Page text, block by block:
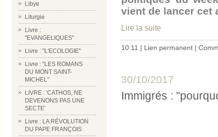
Libye
Liturgie
Livre :
"EVANGELIQUES"
Livre : "L'ECOLOGIE"
Livre : "LES ROMANS
DU MONT SAINT-
MICHEL"
LIVRE : 'CATHOS, NE
DEVENONS PAS UNE
SECTE'
Livre : LA RÉVOLUTION
DU PAPE FRANÇOIS
vient de lancer cet
Lire la suite
10:11 | Lien permanent |
30/10/2017
Immigrés :